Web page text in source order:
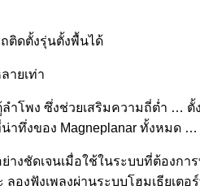
ติดตั้งรุ่นตั้งพื้นได้
ายเท่า
โพง ซึ่งช่วยเสริมความถี่ต่ำ … ตั้
าทึ่งของ Magneplanar ทั้งหมด
ชัดเจนเมื่อใช้ในระบบที่ต้องการ
องฟังเพลงผ่านระบบโฮมเธียเต